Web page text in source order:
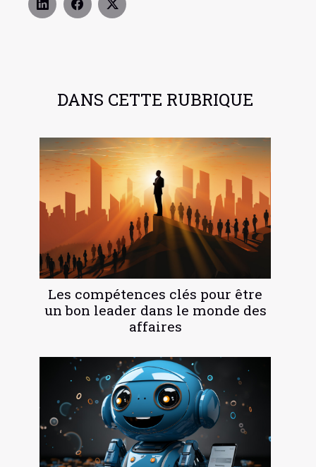
DANS CETTE RUBRIQUE
Les compétences clés pour être
un bon leader dans le monde des
affaires